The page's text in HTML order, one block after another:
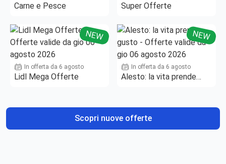
Carne e Pesce Super Offerte
NEW
In offerta da 6 agosto
Lidl Mega Offerte
NEW
In offerta da 6 agosto
Alesto: la vita prende
Scopri nuove offerte